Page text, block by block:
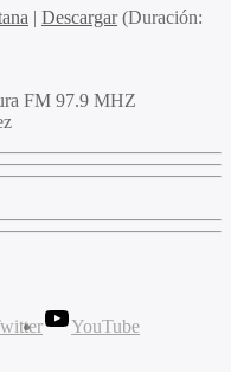
| Descargar(Duración:
FM 97.9 MHZ
YouTube